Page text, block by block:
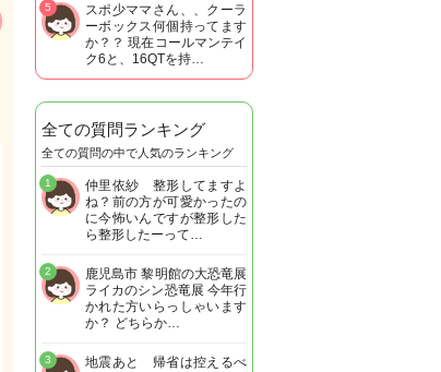
スポ少ママさん、、クーラ
ーボックス何個持ってます
か？？ 現在コールマンテイ
ク6と、16QTを持…
5
全ての質問ランキング
全ての質問の中で人気のランキング
仲里依紗 整形してますよ
ね？前の方が可愛かったの
に今怖いんですが整形した
ら整形したーって…
1
鹿児島市 黎明館の大恐竜展
ライカのシン恐竜展 今年行
かれた方いらっしゃいます
か？ どちらか…
2
地震あと 帰省は控えるべ
3